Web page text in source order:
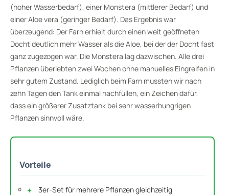
(hoher Wasserbedarf), einer Monstera (mittlerer Bedarf) und
einer Aloe vera (geringer Bedarf). Das Ergebnis war
überzeugend: Der Farn erhielt durch einen weit geöffneten
Docht deutlich mehr Wasser als die Aloe, bei der der Docht fast
ganz zugezogen war. Die Monstera lag dazwischen. Alle drei
Pflanzen überlebten zwei Wochen ohne manuelles Eingreifen in
sehr gutem Zustand. Lediglich beim Farn mussten wir nach
zehn Tagen den Tank einmal nachfüllen, ein Zeichen dafür,
dass ein größerer Zusatztank bei sehr wasserhungrigen
Pflanzen sinnvoll wäre.
Vorteile
3er-Set für mehrere Pflanzen gleichzeitig